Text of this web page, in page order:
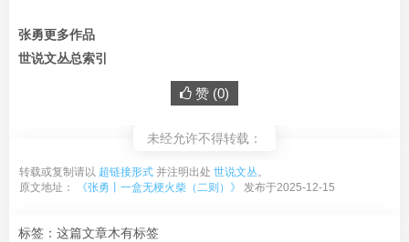
张勇更多作品
世说文丛总索引
赞 (0)
未经允许不得转载：
转载或复制请以 超链接形式 并注明出处 世说文丛。
原文地址：
《张勇丨一盒无梗火柴（二则）》 发布于2025-12-15
标签：这篇文章木有标签